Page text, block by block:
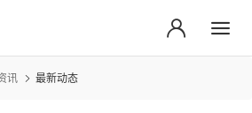
讯 最新动态